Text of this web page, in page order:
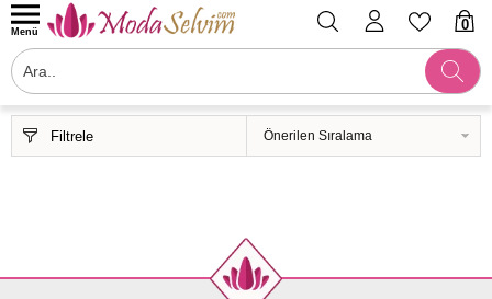
0
Menü
Filtrele